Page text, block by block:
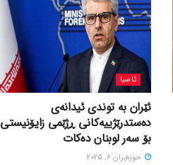
ئاسیا
ئێران بە توندی ئیدانەی
دەستدرێژییەکانی ڕژێمی زایۆنیستی
بۆ سەر لوبنان دەکات
حوزه‌یران 6, 2025